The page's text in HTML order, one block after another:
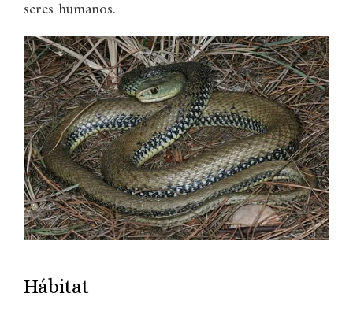
seres humanos.
Hábitat